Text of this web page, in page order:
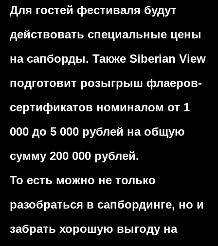
Для гостей фестиваля будут
действовать специальные цены
на сапборды. Также Siberian View
подготовит розыгрыш флаеров-
сертификатов номиналом от 1
000 до 5 000 рублей на общую
сумму 200 000 рублей.
То есть можно не только
разобраться в сапбординге, но и
забрать хорошую выгоду на